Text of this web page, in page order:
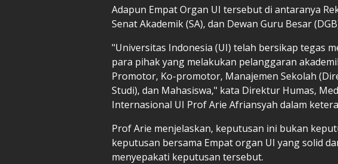
Adapun Empat Organ UI tersebut di antaranya
Senat Akademik (SA), dan Dewan Guru Besar
"Universitas Indonesia (UI) telah bersikap tegas
para pihak yang melakukan pelanggaran
Promotor, Ko-promotor, Manajemen Sekolah
Studi), dan Mahasiswa," kata Direktur Humas,
Internasional UI Prof Arie Afriansyah dalam
Prof Arie menjelaskan, keputusan ini bukan
keputusan bersama Empat organ UI yang solid
menyepakati keputusan tersebut.